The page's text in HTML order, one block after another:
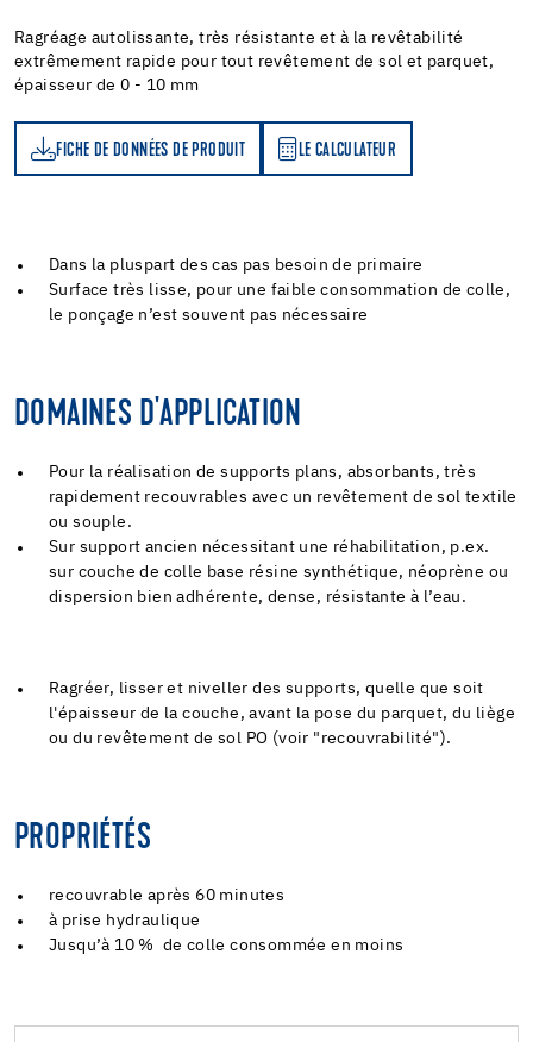
Ragréage autolissante, très résistante et à la revêtabilité
extrêmement rapide pour tout revêtement de sol et parquet,
épaisseur de 0 - 10 mm
FICHE DE DONNÉES DE PRODUIT LE CALCULATEUR
LE CALCULATEUR
Dans la pluspart des cas pas besoin de primaire
Surface très lisse, pour une faible consommation de colle,
le ponçage n’est souvent pas nécessaire
DOMAINES D'APPLICATION
Pour la réalisation de supports plans, absorbants, très
rapidement recouvrables avec un revêtement de sol textile
ou souple.
Sur support ancien nécessitant une réhabilitation, p.ex.
sur couche de colle base résine synthétique, néoprène ou
dispersion bien adhérente, dense, résistante à l’eau.
Ragréer, lisser et niveller des supports, quelle que soit
l'épaisseur de la couche, avant la pose du parquet, du liège
ou du revêtement de sol PO (voir "recouvrabilité").
PROPRIÉTÉS
recouvrable après 60 minutes
à prise hydraulique
Jusqu’à 10 % de colle consommée en moins